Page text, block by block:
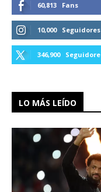
60,813 Fans
10,000 Seguidores
346,900
LO MÁS LEÍDO